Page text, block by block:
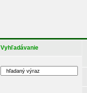
Vyhľadávanie